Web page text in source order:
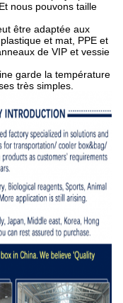
nous pouvons taille
être adaptée aux
et mat, PPE et
de VIP et vessie
garde la température
très simples.